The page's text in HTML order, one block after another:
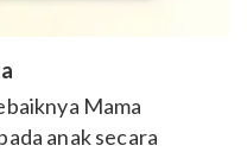
Mama
anak secara